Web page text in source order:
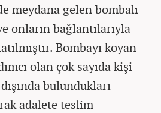
meydana gelen bombalı
onların bağlantılarıyla
Bombayı koyan
olan çok sayıda kişi
bulundukları
adalete teslim